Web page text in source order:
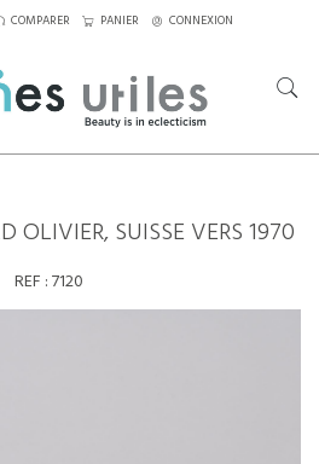
COMPARER PANIER CONNEXION
OLIVIER, SUISSE VERS 1970
REF :7120